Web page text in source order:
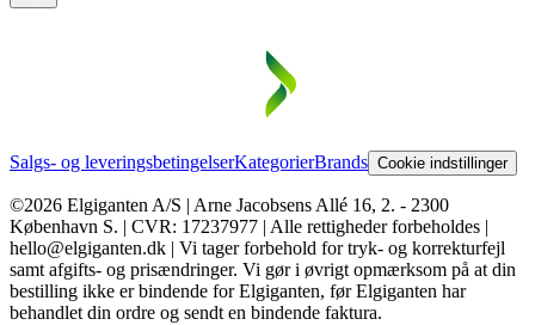
Salgs- og leveringsbetingelserKategorierBrands Cookie indstillinger
©2026 Elgiganten A/S | Arne Jacobsens Allé 16, 2. - 2300
København S. | CVR: 17237977 | Alle rettigheder forbeholdes |
hello@elgiganten.dk | Vi tager forbehold for tryk- og korrekturfejl
samt afgifts- og prisændringer. Vi gør i øvrigt opmærksom på at din
bestilling ikke er bindende for Elgiganten, før Elgiganten har
behandlet din ordre og sendt en bindende faktura.